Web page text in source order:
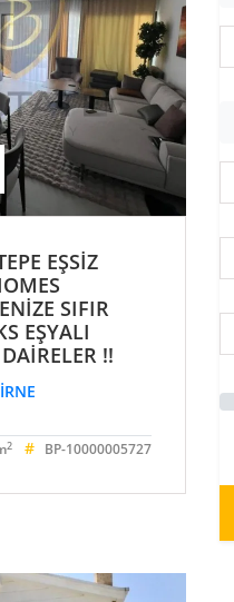
EŞSİZ
SIFIR
EŞYALI
!!
2 # BP-10000005727